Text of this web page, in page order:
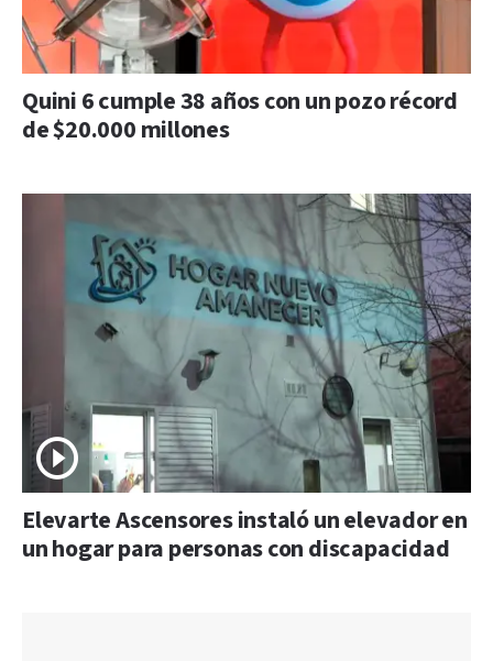
Quini 6 cumple 38 años con un pozo récord
de $20.000 millones
Elevarte Ascensores instaló un elevador en
un hogar para personas con discapacidad